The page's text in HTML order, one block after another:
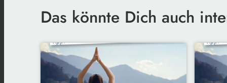
Das könnte Dich auch